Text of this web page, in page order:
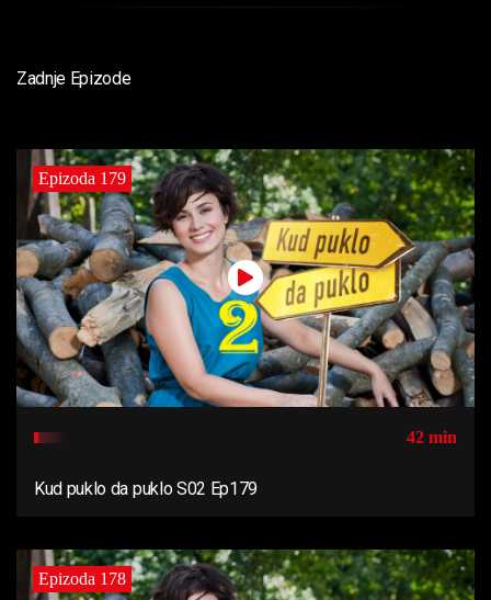
Zadnje Epizode
Epizoda 179
42 min
Kud puklo da puklo S02 Ep179
Epizoda 178